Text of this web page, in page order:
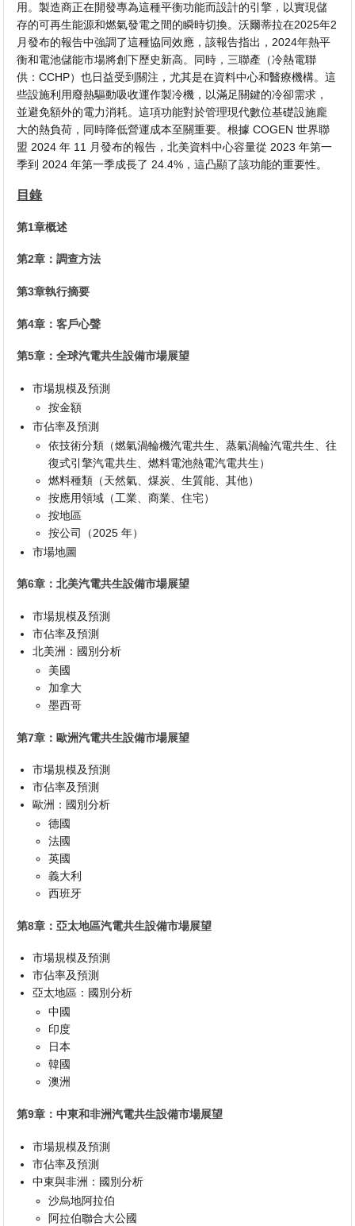
用。製造商正在開發專為這種平衡功能而設計的引擎，以實現儲
存的可再生能源和燃氣發電之間的瞬時切換。沃爾蒂拉在2025年2
月發布的報告中強調了這種協同效應，該報告指出，2024年熱平
衡和電池儲能市場將創下歷史新高。同時，三聯產（冷熱電聯
供：CCHP）也日益受到關注，尤其是在資料中心和醫療機構。這
些設施利用廢熱驅動吸收運作製冷機，以滿足關鍵的冷卻需求，
並避免額外的電力消耗。這項功能對於管理現代數位基礎設施龐
大的熱負荷，同時降低營運成本至關重要。根據 COGEN 世界聯
盟 2024 年 11 月發布的報告，北美資料中心容量從 2023 年第一
季到 2024 年第一季成長了 24.4%，這凸顯了該功能的重要性。
目錄
第1章概述
第2章：調查方法
第3章執行摘要
第4章：客戶心聲
第5章：全球汽電共生設備市場展望
市場規模及預測
按金額
市佔率及預測
依技術分類（燃氣渦輪機汽電共生、蒸氣渦輪汽電共生、往
復式引擎汽電共生、燃料電池熱電汽電共生）
燃料種類（天然氣、煤炭、生質能、其他）
按應用領域（工業、商業、住宅）
按地區
按公司（2025 年）
市場地圖
第6章：北美汽電共生設備市場展望
市場規模及預測
市佔率及預測
北美洲：國別分析
美國
加拿大
墨西哥
第7章：歐洲汽電共生設備市場展望
市場規模及預測
市佔率及預測
歐洲：國別分析
德國
法國
英國
義大利
西班牙
第8章：亞太地區汽電共生設備市場展望
市場規模及預測
市佔率及預測
亞太地區：國別分析
中國
印度
日本
韓國
澳洲
第9章：中東和非洲汽電共生設備市場展望
市場規模及預測
市佔率及預測
中東與非洲：國別分析
沙烏地阿拉伯
阿拉伯聯合大公國